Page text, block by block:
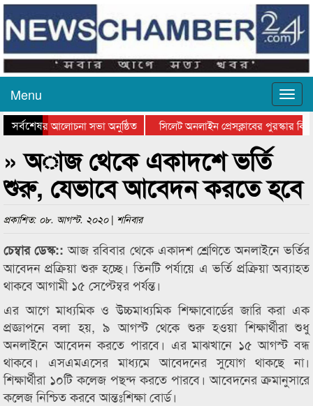
Menu
সর্বশেষ
দিবসের আলোচনা সভা অনুষ্ঠিত
সিলেট অনলাইন প্রেসক্লাবের পুরস্কার
কানাইঘাটের কিশোর আহাদের খুনি
» অাজ থেকে একাদশে ভর্তি
শুরু, যেভাবে আবেদন করতে হবে
প্রকাশিত: ০৮. আগস্ট. ২০২০ | শনিবার
চেম্বার ডেস্ক::আজ রবিবার থেকে একাদশ শ্রেণিতে অনলাইনে ভর্তির
আবেদন প্রক্রিয়া শুরু হচ্ছে। তিনটি পর্যায়ে এ ভর্তি প্রক্রিয়া অব্যাহত
থাকবে আগামী ১৫ সেপ্টেম্বর পর্যন্ত।
এর আগে মাধ্যমিক ও উচ্চমাধ্যমিক শিক্ষাবোর্ডের জারি করা এক
প্রজ্ঞাপনে বলা হয়, ৯ আগস্ট থেকে শুরু হওয়া শিক্ষার্থীরা শুধু
অনলাইনে আবেদন করতে পারবে। এর মাঝখানে ১৫ আগস্ট বন্ধ
থাকবে। এসএমএসের মাধ্যমে আবেদনের সুযোগ থাকছে না।
শিক্ষার্থীরা ১০টি কলেজ পছন্দ করতে পারবে। আবেদনের ক্রমানুসারে
কলেজ নিশ্চিত করবে আন্তঃশিক্ষা বোর্ড।